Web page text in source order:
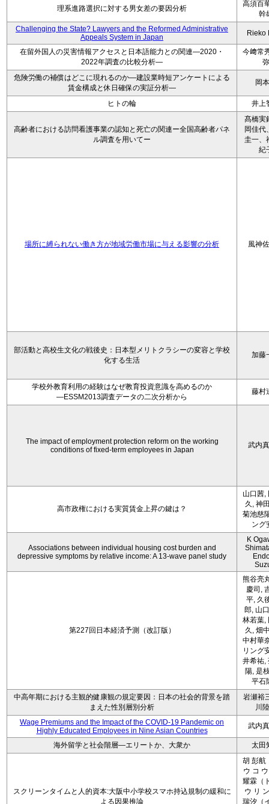
理系進路選択に対する男女差の要因分析
高須百
幹
Challenging the State? Lawyers and the Reformed Administrative
Appeals System in Japan
Rieko
在留外国人の災害情報アクセスと日本語能力との関連―2020・
2022年調査の比較分析―
今﨑常
弥
危険労働の補償はどこに現れるのか―建設業時短アンケートによる
賃金構成と休日確保の実証分析―
岡
ヒトの輪 井上
高齢者における訪問看護事業の認知と死亡の関連ー全国高齢者パネ
ル調査を用いてー
髙橋実
岡佳代
圭一、
紀
場所に縛られない働き方が地域労働市場に与える影響の分析 風神
部活動と高校生文化の戦後史：日本型メリトクラシーの変容と学校
化する生活
加藤
学校外教育利用の経験はなぜ教育投資意識を高めるのか
―ESSM2013調査データの二次分析から
藤村
The impact of employment protection reform on the working
conditions of fixed-term employees in Japan
武内
高市政権における実質賃金上昇の鍵は？
山口茜,
久, 神
菊池慈
ング
Associations between individual housing cost burden and
depressive symptoms by relative income: A 13-wave panel study
K
第227回日本経済予測（改訂版）
熊谷亮
慶司,
平, 久
郎, 山
林若葉,
久, 畑
中村華
リング
井希祐,
陽, 是
平石
中高年期における主観的健康観の規定要因：日本の社会的背景を踏
まえた性別層別分析
岩瀬裕
川
Wage Premiums and the Impact of the COVID‑19 Pandemic on
Highly Educated Employees in Nine Asian Countries
武内
海外留学と社会階層―エリートか、大衆か 太田
スクリーンタイムと人的資本:大阪中小学校スマホ持込規制の緩和に
よる因果推論
胡 彭航
ウ コ
耀霖（
ウ リ
瑞汐（